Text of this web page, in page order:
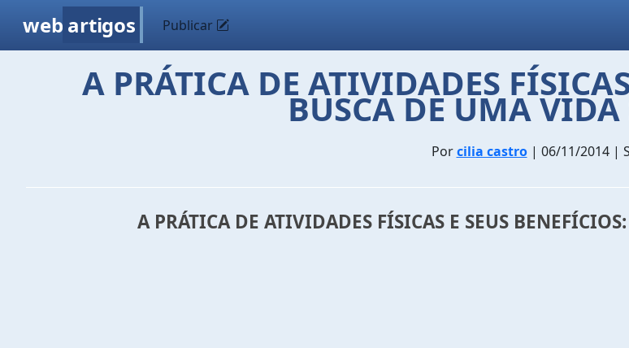
web artigos Publicar
A PRÁTICA DE ATIVIDADES
BUSCA DE UMA VIDA
Porcilia castro| 06/11/2014 |
A PRÁTICA DE ATIVIDADES FÍSICAS E SEUS